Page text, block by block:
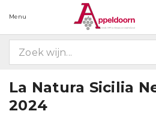
Menu
La Natura Sicilia
2024